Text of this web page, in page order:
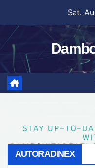
content
Sat.
AUTORADINEX